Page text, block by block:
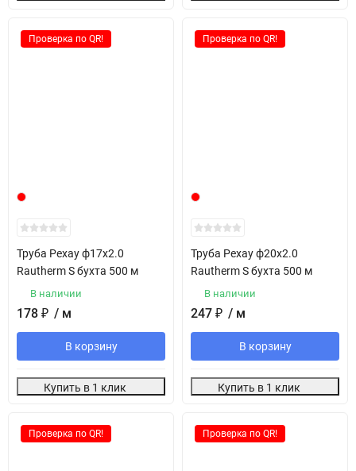
Проверка по QR!
Труба Pexay ф17х2.0
Rautherm S бухта 500 м
В наличии
178 ₽ / м
В корзину
Купить в 1 клик
Проверка по QR!
Труба Pexay ф20х2.0
Rautherm S бухта 500 м
В наличии
247 ₽ / м
В корзину
Купить в 1 клик
Проверка по QR! Проверка по QR!